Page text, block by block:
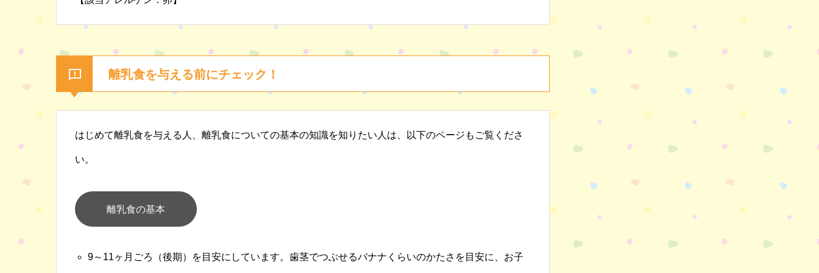
離乳食を与える前にチェック！
はじめて離乳食を与える人、離乳食についての基本の知識を知りたい人は、以下のページもご覧くださ
い。
離乳食の基本
9～11ヶ月ごろ（後期）を目安にしています。歯茎でつぶせるバナナくらいのかたさを目安に、お子